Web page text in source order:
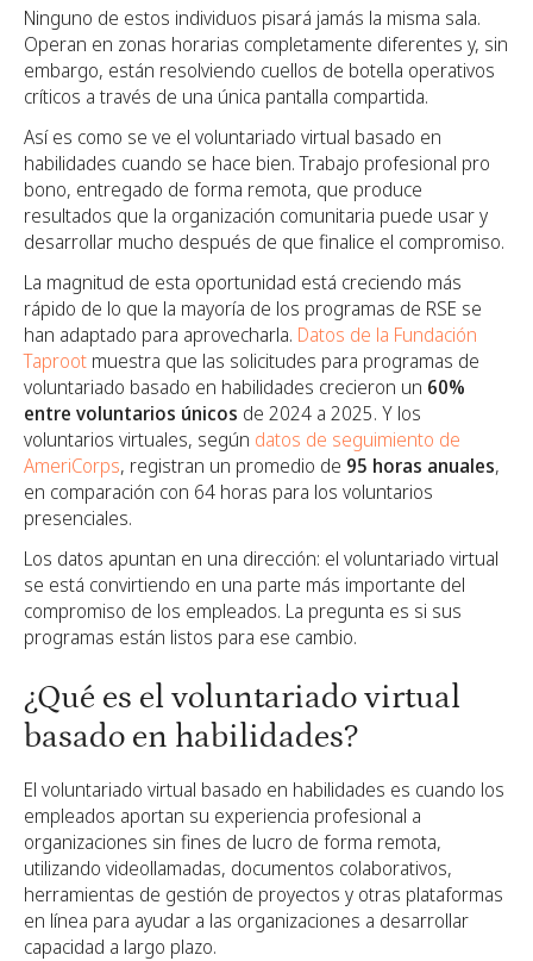
Ninguno de estos individuos pisará jamás la misma sala.
Operan en zonas horarias completamente diferentes y, sin
embargo, están resolviendo cuellos de botella operativos
críticos a través de una única pantalla compartida.
Así es como se ve el voluntariado virtual basado en
habilidades cuando se hace bien. Trabajo profesional pro
bono, entregado de forma remota, que produce
resultados que la organización comunitaria puede usar y
desarrollar mucho después de que finalice el compromiso.
La magnitud de esta oportunidad está creciendo más
rápido de lo que la mayoría de los programas de RSE se
han adaptado para aprovecharla. Datos de la Fundación
Taproot muestra que las solicitudes para programas de
voluntariado basado en habilidades crecieron un 60%
entre voluntarios únicos de 2024 a 2025. Y los
voluntarios virtuales, según datos de seguimiento de
AmeriCorps, registran un promedio de 95 horas anuales,
en comparación con 64 horas para los voluntarios
presenciales.
Los datos apuntan en una dirección: el voluntariado virtual
se está convirtiendo en una parte más importante del
compromiso de los empleados. La pregunta es si sus
programas están listos para ese cambio.
¿Qué es el voluntariado virtual
basado en habilidades?
El voluntariado virtual basado en habilidades es cuando los
empleados aportan su experiencia profesional a
organizaciones sin fines de lucro de forma remota,
utilizando videollamadas, documentos colaborativos,
herramientas de gestión de proyectos y otras plataformas
en línea para ayudar a las organizaciones a desarrollar
capacidad a largo plazo.